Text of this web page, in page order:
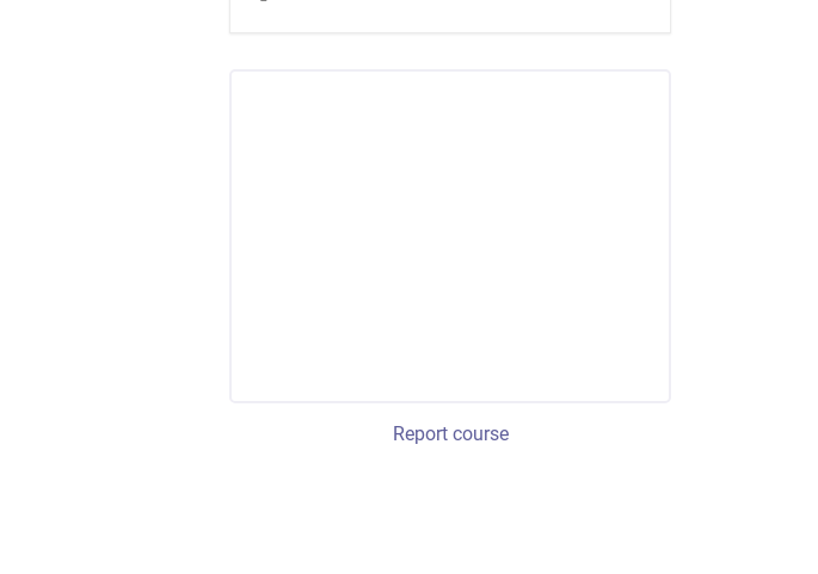
Report course